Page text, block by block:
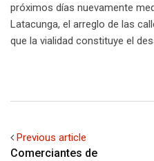
próximos días nuevamente
Latacunga, el arreglo de las
que la vialidad constituye el
Previous article
Comerciantes de